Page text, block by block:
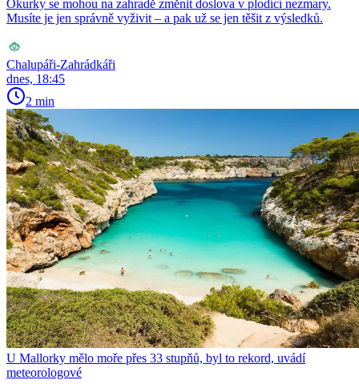
Okurky se mohou na zahradě změnit doslova v plodící nezmary.
Musíte je jen správně vyživit – a pak už se jen těšit z výsledků.
Chalupáři-Zahrádkáři
dnes, 18:45
2 min
U Mallorky mělo moře přes 33 stupňů, byl to rekord, uvádí
meteorologové